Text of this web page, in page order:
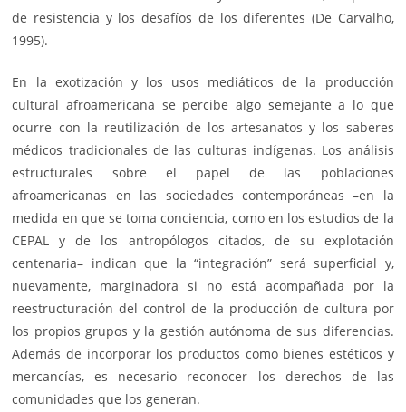
de resistencia y los desafíos de los diferentes (De Carvalho,
1995).
En la exotización y los usos mediáticos de la producción
cultural afroamericana se percibe algo semejante a lo que
ocurre con la reutilización de los artesanatos y los saberes
médicos tradicionales de las culturas indígenas. Los análisis
estructurales sobre el papel de las poblaciones
afroamericanas en las sociedades contemporáneas –en la
medida en que se toma conciencia, como en los estudios de la
CEPAL y de los antropólogos citados, de su explotación
centenaria– indican que la “integración” será superficial y,
nuevamente, marginadora si no está acompañada por la
reestructuración del control de la producción de cultura por
los propios grupos y la gestión autónoma de sus diferencias.
Además de incorporar los productos como bienes estéticos y
mercancías, es necesario reconocer los derechos de las
comunidades que los generan.